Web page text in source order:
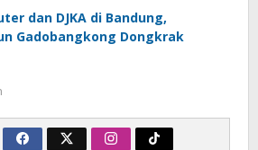
dan DJKA di Bandung,
Gadobangkong Dongkrak